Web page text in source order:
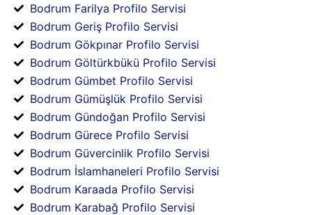
Bodrum Farilya Profilo Servisi
Bodrum Geriş Profilo Servisi
Bodrum Gökpınar Profilo Servisi
Bodrum Göltürkbükü Profilo Servisi
Bodrum Gümbet Profilo Servisi
Bodrum Gümüşlük Profilo Servisi
Bodrum Gündoğan Profilo Servisi
Bodrum Gürece Profilo Servisi
Bodrum Güvercinlik Profilo Servisi
Bodrum İslamhaneleri Profilo Servisi
Bodrum Karaada Profilo Servisi
Bodrum Karabağ Profilo Servisi